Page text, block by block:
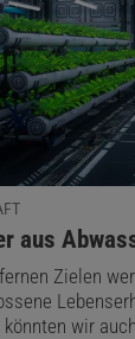
aus
Zielen
wir